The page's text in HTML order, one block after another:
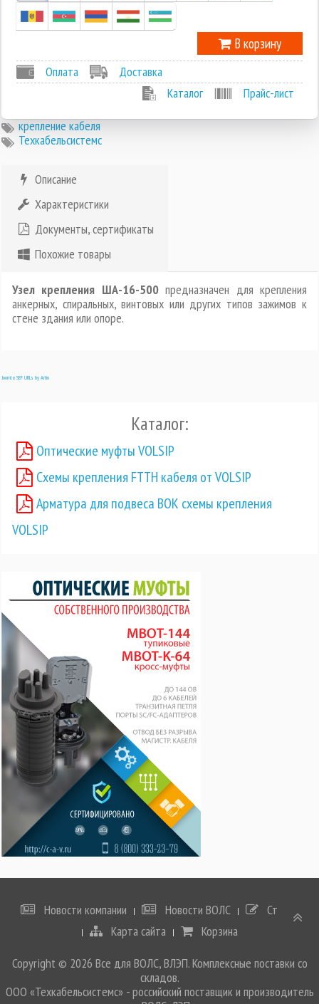
В корзину
Оплата
Доставка
Каталог
Прайс-лист
крепление кабеля
Техкабельсистемс
Описание
Характеристики
Документы, сертификаты
Похожие товары
Узел крепления ША-16-500предназначен для крепления
анкерных, спиральных, винтовых или других типов зажимов к
стене здания или опоре.
Joomla SEF URLs by Artio
Каталог:
Оптические муфты VOLSIP
Схемы крепления FTTH кабеля от VOLSIP
Арматура для подвеса ВОК схемы крепления
VOLSIP
Новости компании Новости ВОЛС
Статьи
Карта сайта
Корзина
Copyright © 2026 Все для ВОЛС, ВЛЭП. Комплексные поставки со
складов.
ООО «Техкабельсистемс» - российский поставщик и производитель